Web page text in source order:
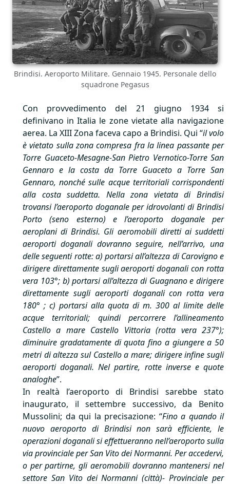
Brindisi. Aeroporto Militare. Gennaio 1945. Personale dello
squadrone Pegasus
Con provvedimento del 21 giugno 1934 si
definivano in Italia le zone vietate alla navigazione
aerea. La XIIIZona faceva capo a Brindisi. Qui “il volo
è vietato sulla zona compresa fra la linea passante per
Torre Guaceto-Mesagne-San Pietro Vernotico-Torre San
Gennaro e la costa da Torre Guaceto a Torre San
Gennaro, nonché sulle acque territoriali corrispondenti
alla costa suddetta. Nella zona vietata di Brindisi
trovansi l’aeroporto doganale per idrovolanti di Brindisi
Porto (seno esterno) e l’aeroporto doganale per
aeroplani di Brindisi. Gli aeromobili diretti ai suddetti
aeroporti doganali dovranno seguire, nell’arrivo, una
delle seguenti rotte: a) portarsi all’altezza di Carovigno e
dirigere direttamente sugli aeroporti doganali con rotta
vera 103°; b) portarsi all’altezza di Guagnano e dirigere
direttamente sugli aeroporti doganali con rotta vera
180° ; c) portarsi alla quota di m. 300 al limite delle
acque territoriali; quindi percorrere l’allineamento
Castello a mare Castello Vittoria (rotta vera 237°);
diminuire gradatamente di quota fino a giungere a 50
metri di altezza sul Castello a mare; dirigere infine sugli
aeroporti doganali. Nel partire, rotte inverse e quote
analoghe”.
In realtà l’aeroporto di Brindisi sarebbe stato
inaugurato, il settembre successivo, da Benito
Mussolini; da qui la precisazione: “Fino a quando il
nuovo aeroporto di Brindisi non sarà efficiente, le
operazioni doganali si effettueranno nell’aeroporto sulla
via provinciale per San Vito dei Normanni. Per accedervi,
o per partirne, gli aeromobili dovranno mantenersi nel
settore San Vito dei Normanni (città)- Provinciale per